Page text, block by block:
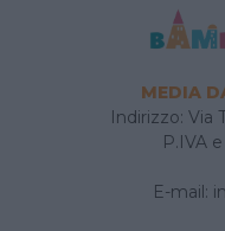
MEDIA
Indirizzo: Via
P.IVA
E-mail: